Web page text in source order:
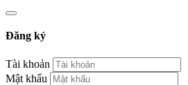
Đăng ký
Tài khoản
Mật khẩu